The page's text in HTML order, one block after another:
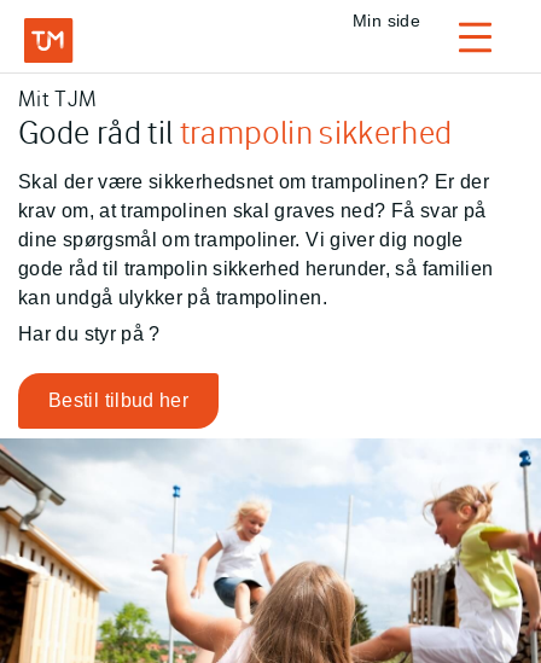
Privat
Login
Min side
TJM Forsikring – Gå til forside
Mit TJM
Gode råd til trampolin sikkerhed
Skal der være sikkerhedsnet om trampolinen? Er der
krav om, at trampolinen skal graves ned? Få svar på
dine spørgsmål om trampoliner. Vi giver dig nogle
gode råd til trampolin sikkerhed herunder, så familien
kan undgå ulykker på trampolinen.
Har du styr på?
Bestil tilbud her